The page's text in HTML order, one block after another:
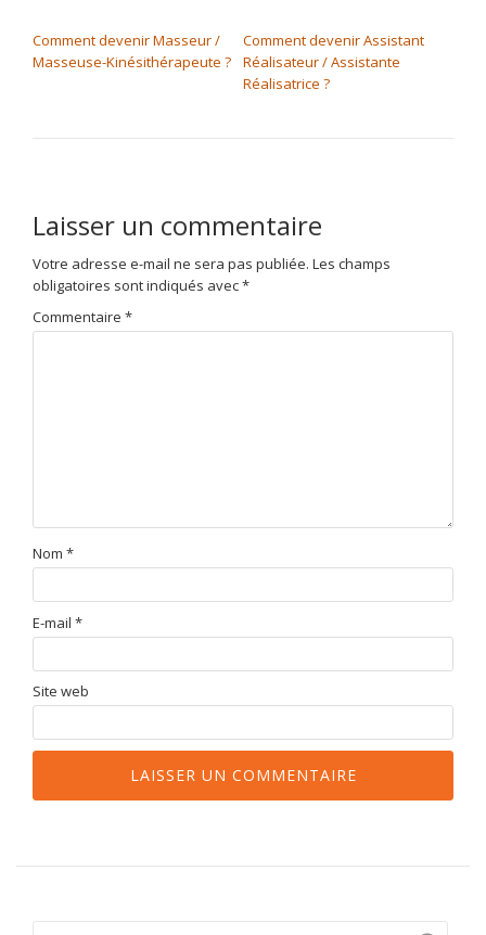
Comment devenir Masseur /
Masseuse-Kinésithérapeute ?
Comment devenir Assistant
Réalisateur / Assistante
Réalisatrice ?
Laisser un commentaire
Votre adresse e-mail ne sera pas publiée. Les champs
obligatoires sont indiqués avec*
Commentaire *
Nom *
E-mail *
Site web